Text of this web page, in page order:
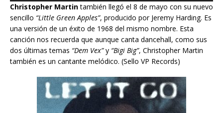
e
d
u
Christopher Martintambién llegó el 8 de mayo con su nuevo
sencillo “Little Green Apples”, producido por Jeremy Harding. Es
una versión de un éxito de 1968 del mismo nombre. Esta
canción nos recuerda que aunque canta dancehall, como sus
dos últimas temas “Dem Vex”y “Bigi Big”, Christopher Martin
también es un cantante melódico. (Sello VP Records)